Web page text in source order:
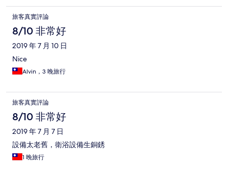
旅客真實評論
8/10 非常好
2019 年 7 月 10 日
Nice
Alvin，3 晚旅行
旅客真實評論
8/10 非常好
2019 年 7 月 7 日
設備太老舊，衛浴設備生銅銹
1 晚旅行